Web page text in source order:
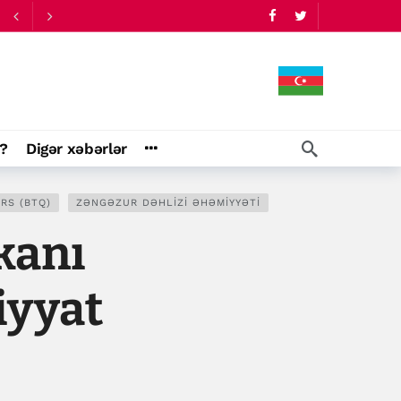
Digər xəbərlər
(BTQ) ZƏNGƏZUR DƏHLIZI ƏHƏMIYYƏTI